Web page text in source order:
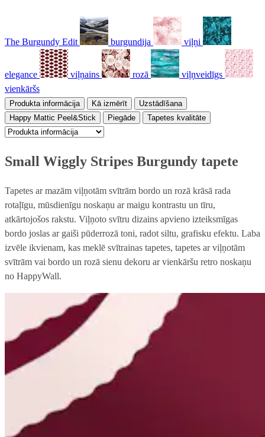
The Burgundy Edit burgundija viļņi
elegance viļņains rozā
viļņveidīgs
vienkāršs
Produkta informācija Kā izmērīt
Uzstādīšana
Happy Mattic Peel&Stick
Piegāde Tapetes kvalitāte
Small Wiggly Stripes Burgundy tapete
Tapetes ar mazām viļņotām svītrām bordo un rozā krāsā rada
rotaļīgu, mūsdienīgu noskaņu ar maigu kontrastu un tīru,
atkārtojošos rakstu. Viļņoto svītru dizains apvieno izteiksmīgas
bordo joslas ar gaiši pūderrozā toni, radot siltu, grafisku efektu. Laba
izvēle ikvienam, kas meklē svītrainas tapetes, tapetes ar viļņotām
svītrām vai bordo un rozā sienu dekoru ar vienkāršu retro noskaņu
no HappyWall.